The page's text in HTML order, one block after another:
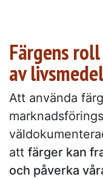
Färgens
av livsmedel
Att använda
att färger kan
och påverka